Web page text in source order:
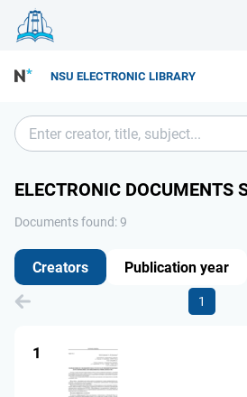
NSU ELECTRONIC LIBRARY
ELECTRONIC DOCUMENTS
Documents found: 9
1
1
Creators Publication year